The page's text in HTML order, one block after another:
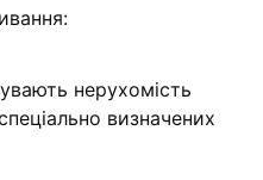
нерухомість
визначених